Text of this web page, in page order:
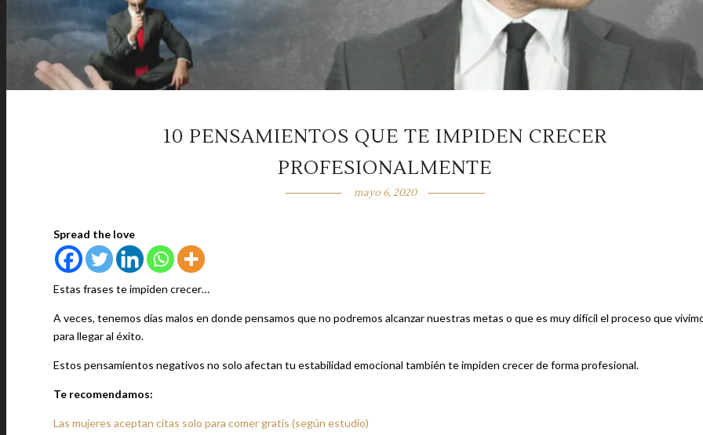
10 PENSAMIENTOS QUE TE IMPIDEN CRECER
PROFESIONALMENTE
mayo 6, 2020
Spread the love
Estas frases te impiden crecer…
A veces, tenemos días malos en donde pensamos que no podremos alcanzar nuestras metas o que es muy difícil el proceso que
para llegar al éxito.
Estos pensamientos negativos no solo afectan tu estabilidad emocional también te impiden crecer de forma profesional.
Te recomendamos:
Las mujeres aceptan citas solo para comer gratis (según estudio)